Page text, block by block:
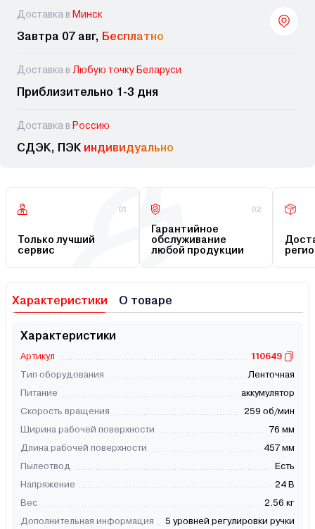
Доставка в Минск
Завтра 07 авг, Бесплатно
Доставка в Любую точку Беларуси
Приблизительно 1-3 дня
Доставка в Россию
СДЭК, ПЭК индивидуально
01
Только лучший
сервис
02
Гарантийное
обслуживание
любой продукции
Характеристики О товаре
Характеристики
Артикул
110649
Тип оборудования
Ленточная
Питание
аккумулятор
Скорость вращения
259 об/мин
Ширина рабочей поверхности
76 мм
Длина рабочей поверхности
457 мм
Пылеотвод
Есть
Напряжение
24 В
Вес
2.56 кг
Дополнительная информация
5 уровней регулировки ручки